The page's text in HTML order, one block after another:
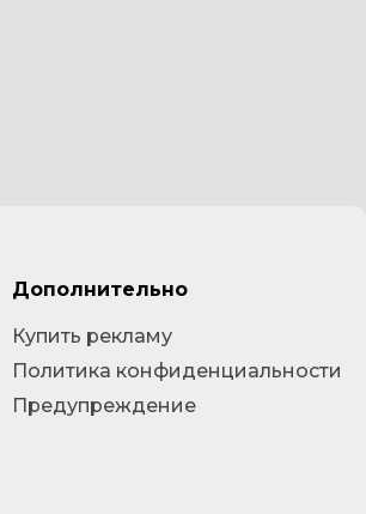
Дополнительно
Купить рекламу
Политика конфиденциальности
Предупреждение